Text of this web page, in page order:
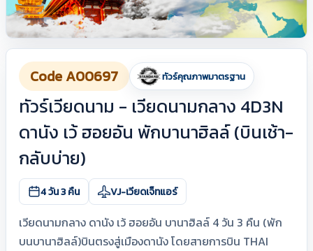
Code A00697 ทัวร์คุณภาพมาตรฐาน
ทัวร์เวียดนาม - เวียดนามกลาง 4D3N
ดานัง เว้ ฮอยอัน พักบานาฮิลล์ (บินเช้า-
กลับบ่าย)
4 วัน 3 คืน VJ-เวียดเจ็ทแอร์
เวียดนามกลาง ดานัง เว้ ฮอยอัน บานาฮิลล์ 4 วัน 3 คืน (พัก
บนบานาฮิลล์)บินตรงสู่เมืองดานัง โดยสายการบิน THAI